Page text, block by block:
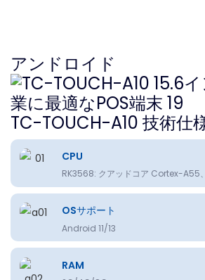
アンドロイド
TC-TOUCH-A10 技術仕
CPU
RK3568: クアッドコア Cortex-A55
OSサポート
Android 11/13
RAM